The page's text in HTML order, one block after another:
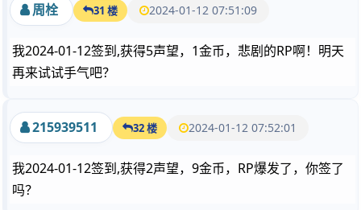
周栓 31 楼 2024-01-12 07:51:09
我2024-01-12签到,获得5声望，1金币，悲剧的RP啊！明天
再来试试手气吧？
215939511 32 楼 2024-01-12 07:52:01
我2024-01-12签到,获得2声望，9金币，RP爆发了，你签了
吗？